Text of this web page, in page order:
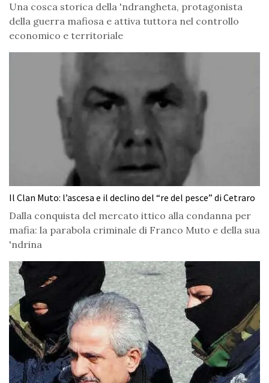
Una cosca storica della 'ndrangheta, protagonista
della guerra mafiosa e attiva tuttora nel controllo
economico e territoriale
Il Clan Muto: l’ascesa e il declino del “re del pesce” di Cetraro
Dalla conquista del mercato ittico alla condanna per
mafia: la parabola criminale di Franco Muto e della sua
'ndrina